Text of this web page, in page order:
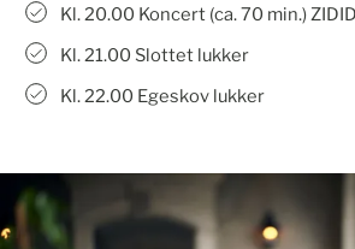
Kl. 20.00 Koncert (ca. 70 min.)
Kl. 21.00 Slottet lukker
Kl. 22.00 Egeskov lukker